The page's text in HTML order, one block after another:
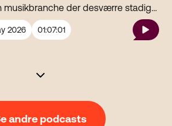
musikbranche der desværre stadig
PSA: Det er et længere afsnit og
så sæt dig godt til rette og feel
2026 01:07:01
andre podcasts